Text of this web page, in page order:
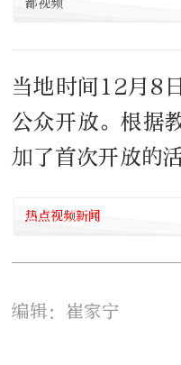
当地时间12月8
公众开放。根据
加了首次开放的活
热点视频新闻
编辑：崔家宁